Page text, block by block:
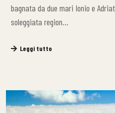
bagnata da due mari Ionio e
soleggiata region…
Leggi tutto